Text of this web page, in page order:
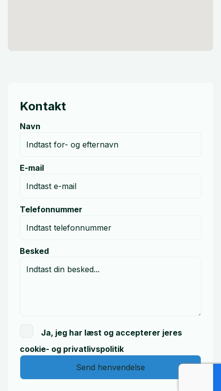
Kontakt
Navn
E-mail
Telefonnummer
Besked
Ja, jeg har læst og accepterer jeres
cookie- og privatlivspolitik
Send henvendelse